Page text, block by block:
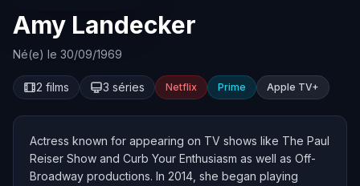
Amy Landecker
Né(e) le 30/09/1969
2 films 3 séries Netflix Prime Apple TV+
Actress known for appearing on TV shows like The Paul
Reiser Show and Curb Your Enthusiasm as well as Off-
Broadway productions. In 2014, she began playing